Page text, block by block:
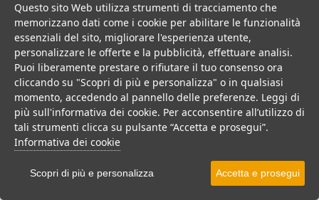
Campania > Cilento > Ascea > Ascea Marina
230 Camere
Villaggio 4 stelle sul mare, ottima cucina, animazione top e tanto
divertimento per tutta la famiglia.
Villaggio Resort
VEDI SU MAPPA
Questo sito Web utilizza strumenti di tracciamento che
memorizzano dati come i cookie per abilitare le funzionalità
essenziali del sito, migliorare l'esperienza utente,
personalizzare le offerte e la pubblicità, effettuare analisi.
Puoi liberamente prestare o rifiutare il tuo consenso ora
cliccando su "Scopri di più e personalizza" o in qualsiasi
momento, accedendo al pannello delle preferenze. Leggi di
più sull'informativa dei cookie. Per acconsentire all’utilizzo di
tali strumenti clicca su pulsante “Accetta e prosegui”.
Informativa dei cookie
Scopri di più e personalizza Accetta e prosegui